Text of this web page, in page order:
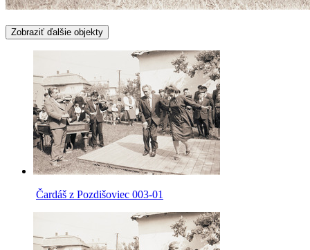
Zobraziť ďalšie objekty
Čardáš z Pozdišoviec 003-01